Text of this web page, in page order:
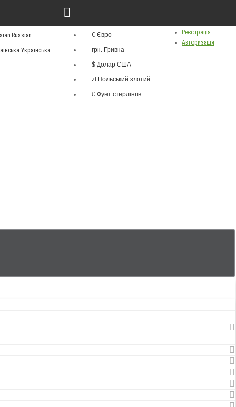
Реєстрація
Авторизація
€ Євро
грн. Гривна
$ Долар США
zł Польський злотий
£ Фунт стерлінгів
Russian
Українська